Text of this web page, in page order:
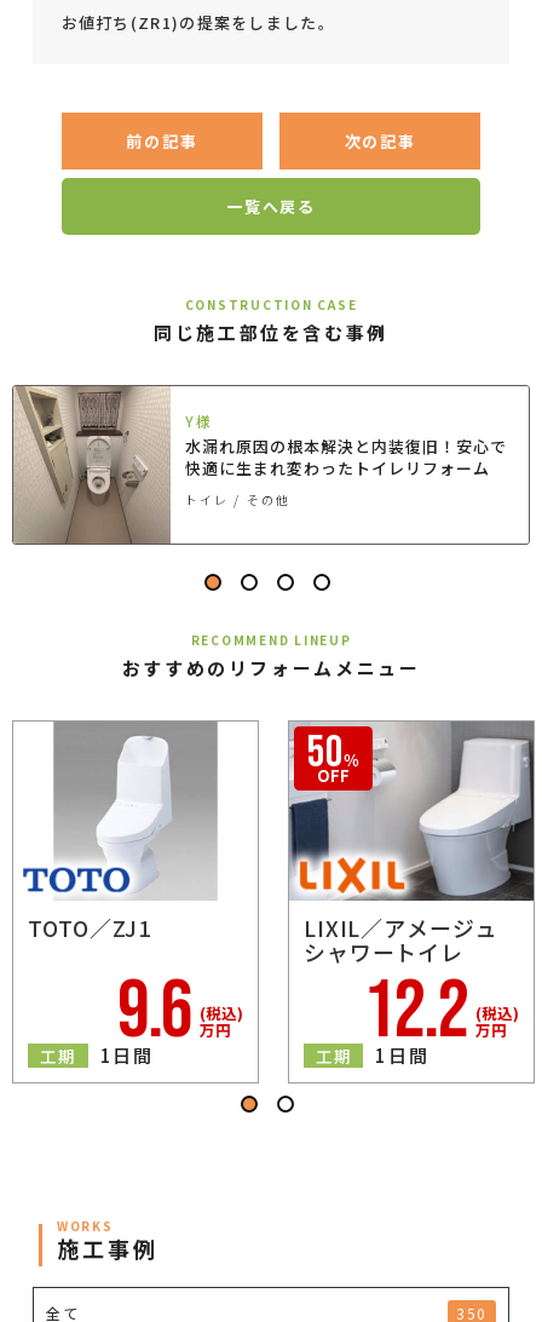
お値打ち(ZR1)の提案をしました。
前の記事 次の記事
一覧へ戻る
CONSTRUCTION CASE
同じ施工部位を含む事例
Y様
水漏れ原因の根本解決と内装復旧！安心で
快適に生まれ変わったトイレリフォーム
トイレ その他
RECOMMEND LINEUP
おすすめのリフォームメニュー
TOTO／ZJ1
9.6 (税込)
万円
工期 1日間
50 ％
LIXIL／アメージュ
シャワートイレ
12.2 (税込)
万円
工期 1日間
WORKS
施工事例
全て 350